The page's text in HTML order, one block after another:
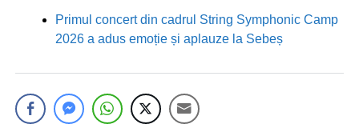
Primul concert din cadrul String Symphonic Camp
2026 a adus emoție și aplauze la Sebeș